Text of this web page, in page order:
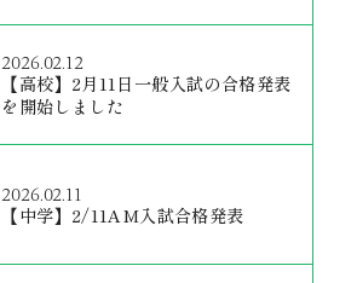
2026.02.12
【高校】2月11日一般入試の合格発表
を開始しました
2026.02.11
【中学】2/11AM入試合格発表